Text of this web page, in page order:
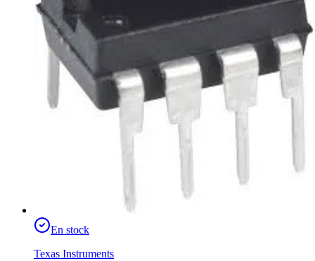
En stock
Texas Instruments